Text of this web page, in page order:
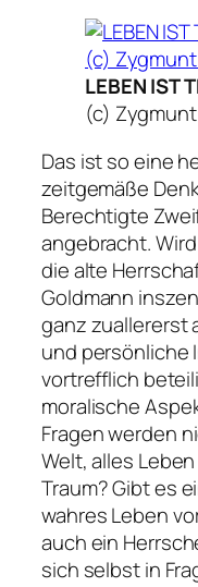
LEBEN IST
(c)
Das ist so eine
zeitgemäße
Berechtigte
angebracht.
die alte
Goldmann
ganz zuallererst
und persönliche
vortrefflich
moralische
Fragen werden
Welt, alles
Traum? Gibt es
wahres Leben
auch ein
sich selbst in